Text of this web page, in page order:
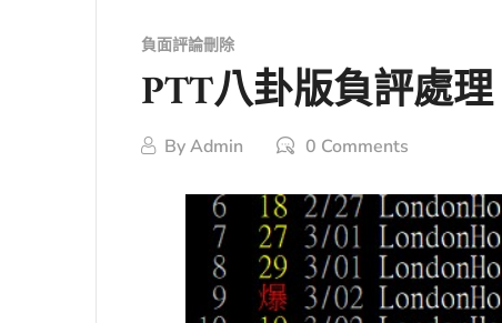
負面評論刪除
PTT八卦版負評處
ByAdmin 0 Comments